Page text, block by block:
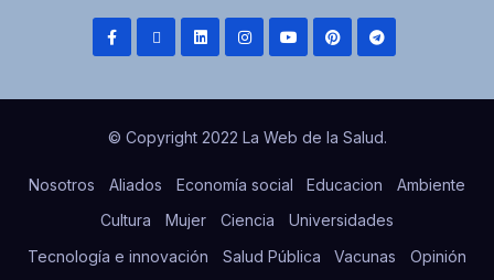
© Copyright 2022 La Web de la Salud.
Nosotros Aliados Economía social Educacion
Ambiente
Cultura
Mujer Ciencia
Universidades
Tecnología e innovación
Salud Pública Vacunas Opinión